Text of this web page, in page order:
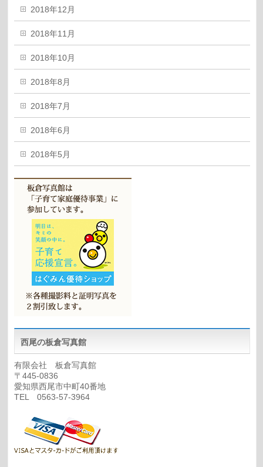
2018年12月
2018年11月
2018年10月
2018年8月
2018年7月
2018年6月
2018年5月
西尾の板倉写真館
有限会社 板倉写真館
〒445-0836
愛知県西尾市中町40番地
TEL 0563-57-3964